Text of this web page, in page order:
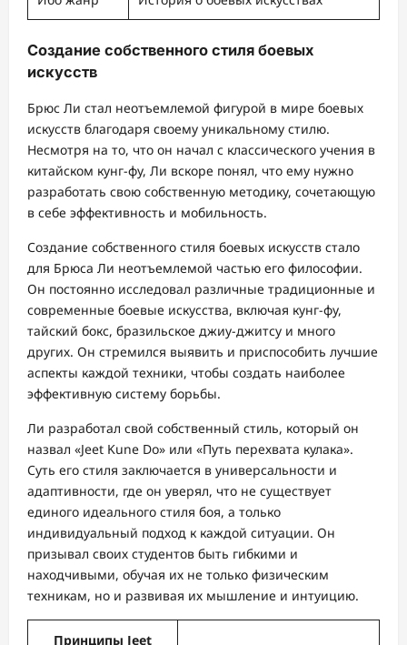
Создание собственного стиля боевых
искусств
Брюс Ли стал неотъемлемой фигурой в мире боевых
искусств благодаря своему уникальному стилю.
Несмотря на то, что он начал с классического учения в
китайском кунг-фу, Ли вскоре понял, что ему нужно
разработать свою собственную методику, сочетающую
в себе эффективность и мобильность.
Создание собственного стиля боевых искусств стало
для Брюса Ли неотъемлемой частью его философии.
Он постоянно исследовал различные традиционные и
современные боевые искусства, включая кунг-фу,
тайский бокс, бразильское джиу-джитсу и много
других. Он стремился выявить и приспособить лучшие
аспекты каждой техники, чтобы создать наиболее
эффективную систему борьбы.
Ли разработал свой собственный стиль, который он
назвал «Jeet Kune Do» или «Путь перехвата кулака».
Суть его стиля заключается в универсальности и
адаптивности, где он уверял, что не существует
единого идеального стиля боя, а только
индивидуальный подход к каждой ситуации. Он
призывал своих студентов быть гибкими и
находчивыми, обучая их не только физическим
техникам, но и развивая их мышление и интуицию.
Принципы Jeet